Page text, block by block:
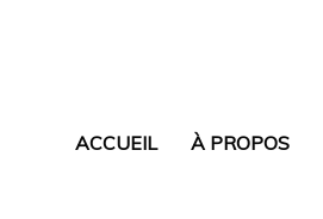
ACCUEIL À PROPOS